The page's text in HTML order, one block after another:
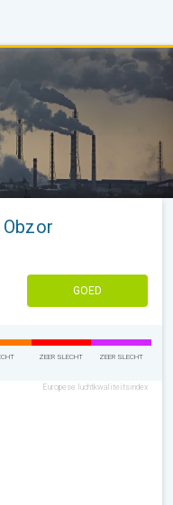
GOED
ZEER SLECHT ZEER SLECHT
Europese luchtkwaliteitsindex